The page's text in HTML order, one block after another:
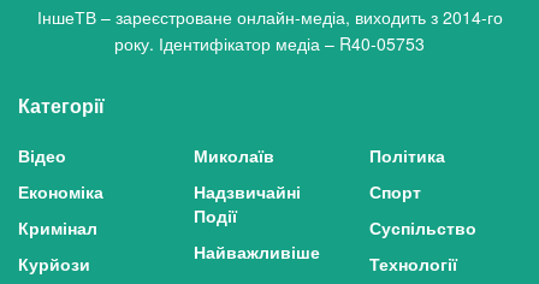
ІншеТВ – зареєстроване онлайн-медіа, виходить з 2014-го
року. Ідентифікатор медіа – R40-05753
Категорії
Відео
Економіка
Кримінал
Курйози
Миколаїв
Надзвичайні
Події
Найважливіше
Політика
Спорт
Суспільство
Технології